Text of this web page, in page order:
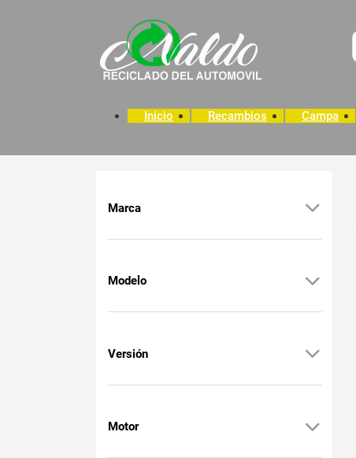
Inicio Recambios Campa
Marca
Modelo
Versión
Motor